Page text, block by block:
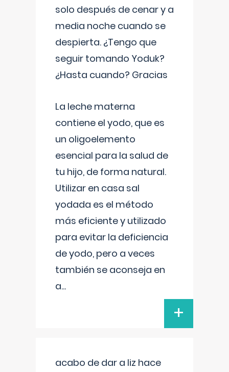
solo después de cenar y a
media noche cuando se
despierta. ¿Tengo que
seguir tomando Yoduk?
¿Hasta cuando? Gracias
La leche materna
contiene el yodo, que es
un oligoelemento
esencial para la salud de
tu hijo, de forma natural.
Utilizar en casa sal
yodada es el método
más eficiente y utilizado
para evitar la deficiencia
de yodo, pero a veces
también se aconseja en
a...
+
acabo de dar a liz hace